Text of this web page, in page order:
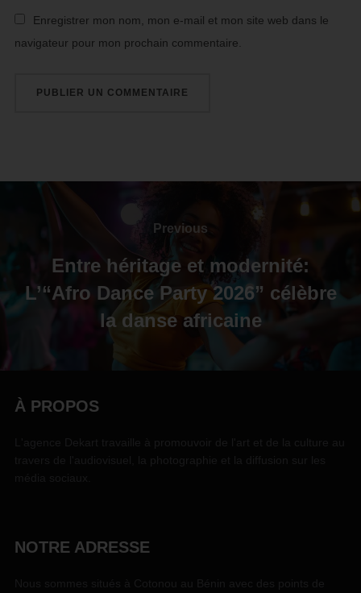
Enregistrer mon nom, mon e-mail et mon site web dans le
navigateur pour mon prochain commentaire.
Previous
Entre héritage et modernité:
L’“Afro Dance Party 2026” célèbre
la danse africaine
À PROPOS
NOTRE ADRESSE